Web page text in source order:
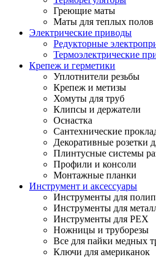
Греющие маты
Маты для теплых полов
Электрические приводы
Редукторные
Термоэлектрические
Крепеж и герметики
Уплотнители резьбы
Крепеж и метизы
Хомуты для труб
Клипсы и держатели
Оснастка
Сантехнические
Декоративные розетки
Плинтусные системы
Профили и консоли
Монтажные планки
Инструмент и аксессуары
Инструменты для
Инструменты для
Инструменты для PEX
Ножницы и труборезы
Все для пайки медных
Ключи для американок